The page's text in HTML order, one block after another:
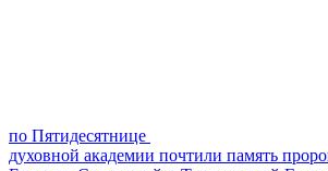
по Пятидесятнице
духовной академии почтили память